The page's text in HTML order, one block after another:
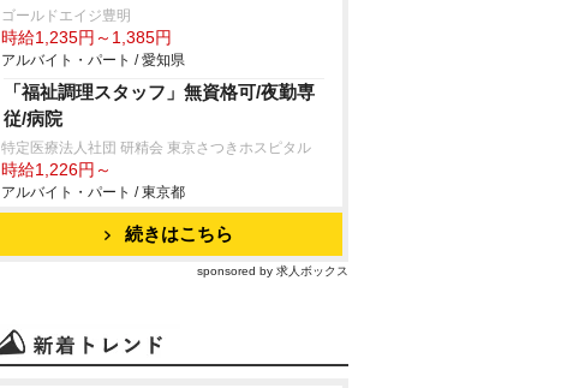
ゴールドエイジ豊明
時給1,235円～1,385円
アルバイト・パート / 愛知県
「福祉調理スタッフ」無資格可/夜勤専
従/病院
特定医療法人社団 研精会 東京さつきホスピタル
時給1,226円～
アルバイト・パート / 東京都
続きはこちら
sponsored by 求人ボックス